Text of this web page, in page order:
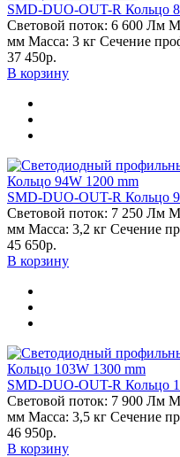
SMD-DUO-OUT-R Кольцо
Световой поток: 6 600 Лм
мм Масса: 3 кг Сечение
37 450р.
В корзину
SMD-DUO-OUT-R Кольцо
Световой поток: 7 250 Лм
мм Масса: 3,2 кг Сечение
45 650р.
В корзину
SMD-DUO-OUT-R Кольцо
Световой поток: 7 900 Лм
мм Масса: 3,5 кг Сечение
46 950р.
В корзину